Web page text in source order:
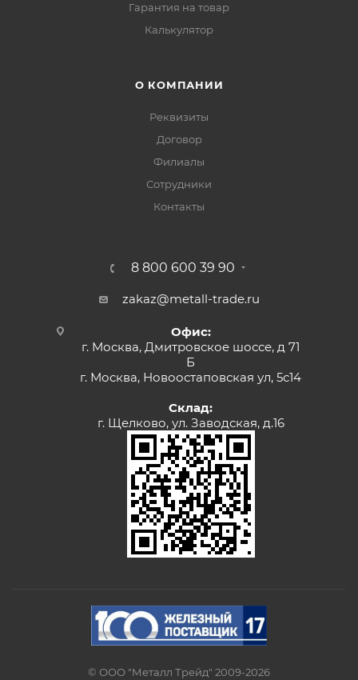
Гарантия на товар
Калькулятор
О КОМПАНИИ
Реквизиты
Договор
Филиалы
Сотрудники
Контакты
8 800 600 39 90
zakaz@metall-trade.ru
Офис:
г. Москва, Дмитровское шоссе, д 71
Б
г. Москва, Новоостаповская ул, 5с14
Склад:
г. Щелково, ул. Заводская, д.16
© ООО "Металл Трейд" 2009-2026